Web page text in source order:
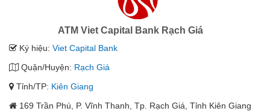
ATM Viet Capital Bank Rạch Giá
Ký hiệu: Viet Capital Bank
Quận/Huyện: Rạch Giá
Tỉnh/TP: Kiên Giang
169 Trần Phú, P. Vĩnh Thanh, Tp. Rạch Giá, Tỉnh Kiên Giang